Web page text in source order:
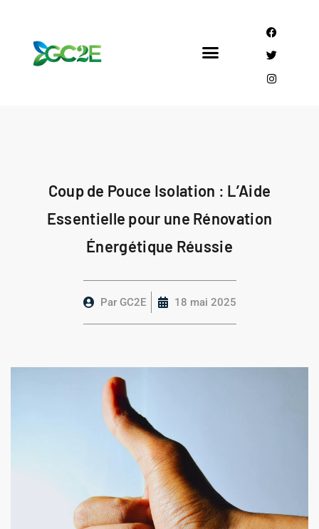
Coup de Pouce Isolation : L’Aide
Essentielle pour une Rénovation
Énergétique Réussie
ParGC2E 18 mai 2025